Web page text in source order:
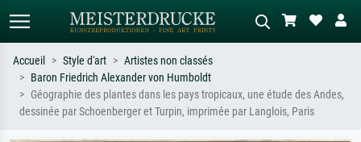
Recherche standard Recherche d'images IA
Recherchez par artiste, titre ou style –
Décrivez la scène – ex. prairie verte,
Accueil Style d'art
Artistes non classés
Baron Friedrich Alexander von Humboldt
Géographie des plantes dans les pays tropicaux, une étude des Andes,
dessinée par Schoenberger et Turpin, imprimée par Langlois, Paris